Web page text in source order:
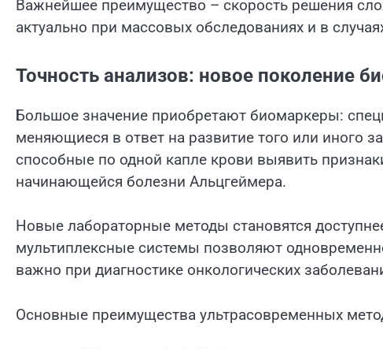
Важнейшее преимущество – скорость решения
актуально при массовых обследованиях и в
Точность анализов: новое поколение
Большое значение приобретают биомаркеры:
меняющиеся в ответ на развитие того или иного
способные по одной капле крови выявить
начинающейся болезни Альцгеймера.
Новые лабораторные методы становятся
мультиплексные системы позволяют
важно при диагностике онкологических
Основные преимущества ультрасовременных